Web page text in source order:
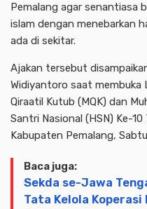
Pemalang agar senantiasa
islam dengan menebarkan
ada di sekitar.
Ajakan tersebut
Widiyantoro saat membuka
Qiraatil Kutub (MQK) dan
Santri Nasional (HSN) Ke-
Kabupaten Pemalang,
Baca juga:
Sekda se-Jawa
Tata Kelola